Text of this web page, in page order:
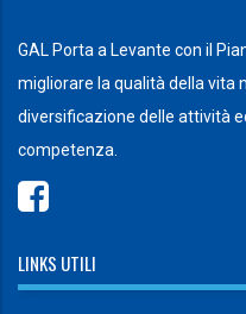
GAL Porta a Levante con il
migliorare la qualità della vita
diversificazione delle attività
competenza.
LINKS UTILI